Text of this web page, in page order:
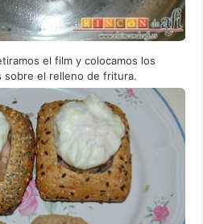
el film y colocamos los
sobre el relleno de fritura.